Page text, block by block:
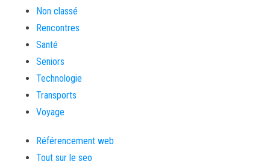
Non classé
Rencontres
Santé
Seniors
Technologie
Transports
Voyage
Référencement web
Tout sur le seo